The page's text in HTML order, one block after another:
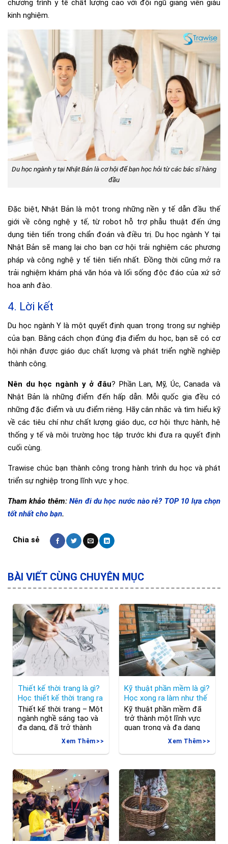
chương trình y tế chất lượng cao với đội ngũ giảng viên giàu
kinh nghiệm.
Du học ngành y tại Nhật Bản là cơ hội để bạn học hỏi từ các bác sĩ hàng
đầu
Đặc biệt, Nhật Bản là một trong những nền y tế dẫn đầu thế
giới về công nghệ y tế, từ robot hỗ trợ phẫu thuật đến ứng
dụng tiên tiến trong chẩn đoán và điều trị. Du học ngành Y tại
Nhật Bản sẽ mang lại cho bạn cơ hội trải nghiệm các phương
pháp và công nghệ y tế tiên tiến nhất. Đồng thời cũng mở ra
trải nghiệm khám phá văn hóa và lối sống độc đáo của xứ sở
hoa anh đào.
4. Lời kết
Du học ngành Y là một quyết định quan trọng trong sự nghiệp
của bạn. Bằng cách chọn đúng địa điểm du học, bạn sẽ có cơ
hội nhận được giáo dục chất lượng và phát triển nghề nghiệp
thành công.
Nên du học ngành y ở đâu? Phần Lan, Mỹ, Úc, Canada và
Nhật Bản là những điểm đến hấp dẫn. Mỗi quốc gia đều có
những đặc điểm và ưu điểm riêng. Hãy cân nhắc và tìm hiểu kỹ
về các tiêu chí như chất lượng giáo dục, cơ hội thực hành, hệ
thống y tế và môi trường học tập trước khi đưa ra quyết định
cuối cùng.
Trawise chúc bạn thành công trong hành trình du học và phát
triển sự nghiệp trong lĩnh vực y học.
Tham khảo thêm:Nên đi du học nước nào rẻ? TOP 10 lựa chọn
tốt nhất cho bạn.
BÀI VIẾT CÙNG CHUYÊN MỤC
Thiết kế thời trang là gì?
Học thiết kế thời trang ra
làm gì?
Thiết kế thời trang – Một
ngành nghề sáng tạo và
đa dạng, đã trở thành
một phần không thể
thiếu trong cuộc sống
hiện đại. Nhưng thiết kế
kế thời trang ra làm gì?
Điều này đòi hỏi chúng ta
khám phá sâu hơn vào
ngành này và
Xem Thêm
Kỹ thuật phần mềm là gì?
Học xong ra làm như thế
nào?
Kỹ thuật phần mềm đã
trở thành một lĩnh vực
quan trọng và đa dạng
trong thế giới công nghệ
hiện đại. Vậy “kỹ thuật
phần mềm là gì?” và “học
làm gì?”. 1. Kỹ thuật phần
mềm là gì? Đầu tiên,
chúng ta phải làm rõ khái
niệm “kỹ
Xem Thêm